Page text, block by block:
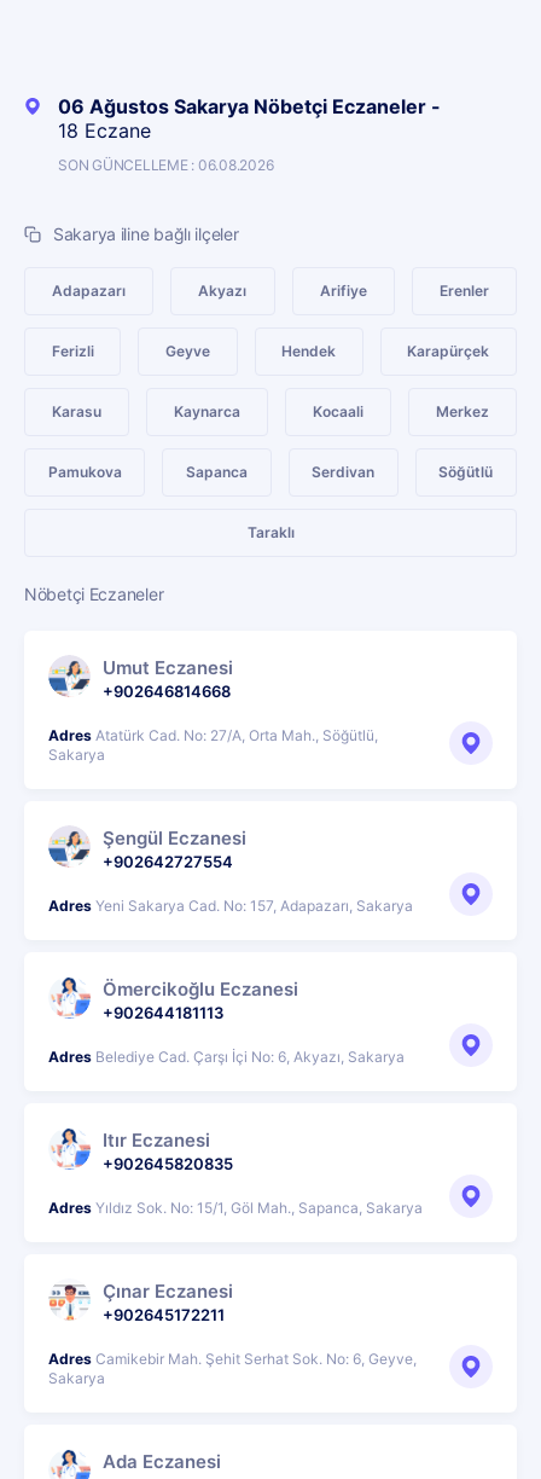
06 Ağustos Sakarya Nöbetçi Eczaneler -
18 Eczane
SON GÜNCELLEME : 06.08.2026
Sakarya iline bağlı ilçeler
Adapazarı Akyazı Arifiye Erenler
Ferizli Geyve Hendek Karapürçek
Karasu Kaynarca Kocaali Merkez
Pamukova Sapanca Serdivan Söğütlü
Taraklı
Nöbetçi Eczaneler
Umut Eczanesi
+902646814668
Adres Atatürk Cad. No: 27/A, Orta Mah., Söğütlü,
Sakarya
Şengül Eczanesi
+902642727554
Adres Yeni Sakarya Cad. No: 157, Adapazarı, Sakarya
Ömercikoğlu Eczanesi
+902644181113
Adres Belediye Cad. Çarşı İçi No: 6, Akyazı, Sakarya
Itır Eczanesi
+902645820835
Adres Yıldız Sok. No: 15/1, Göl Mah., Sapanca, Sakarya
Çınar Eczanesi
+902645172211
Adres Camikebir Mah. Şehit Serhat Sok. No: 6, Geyve,
Sakarya
Ada Eczanesi